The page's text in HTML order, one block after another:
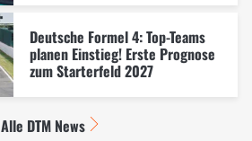
Deutsche Formel 4: Top-Teams
planen Einstieg! Erste Prognose
zum Starterfeld 2027
Alle DTM News